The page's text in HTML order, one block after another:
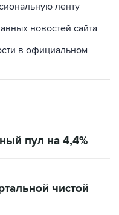
ленту
новостей сайта
в официальном
пул на 4,4%
чистой